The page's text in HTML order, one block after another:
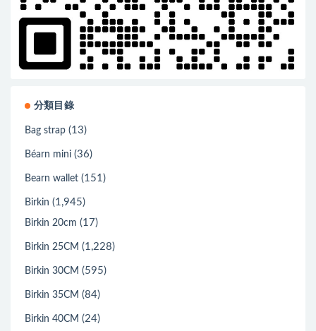
分類目錄
Bag strap (13)
Béarn mini (36)
Bearn wallet (151)
Birkin (1,945)
Birkin 20cm (17)
Birkin 25CM (1,228)
Birkin 30CM (595)
Birkin 35CM (84)
Birkin 40CM (24)